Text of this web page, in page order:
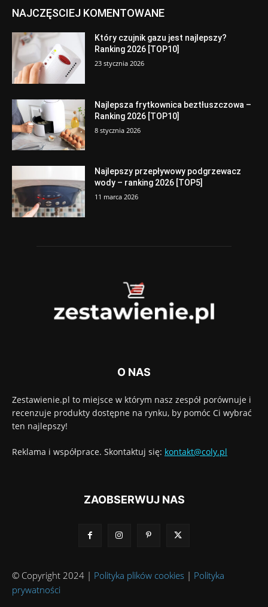
NAJCZĘSCIEJ KOMENTOWANE
Który czujnik gazu jest najlepszy?
Ranking 2026 [TOP10]
23 stycznia 2026
Najlepsza frytkownica beztłuszczowa –
Ranking 2026 [TOP10]
8 stycznia 2026
Najlepszy przepływowy podgrzewacz
wody – ranking 2026 [TOP5]
11 marca 2026
O NAS
Zestawienie.pl to miejsce w którym nasz zespół porównuje i
recenzuje produkty dostępne na rynku, by pomóc Ci wybrać
ten najlepszy!
Reklama i współprace. Skontaktuj się: kontakt@coly.pl
ZAOBSERWUJ NAS
© Copyright 2024 | Polityka plików cookies | Polityka
prywatności